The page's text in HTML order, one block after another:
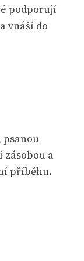
podporují
vnáší do
psanou
zásobou a
příběhu.